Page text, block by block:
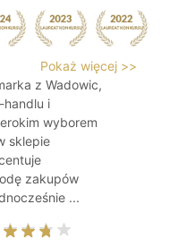
Pokaż więcej >>
z Wadowic,
handlu i
wyborem
sklepie
zakupów
...